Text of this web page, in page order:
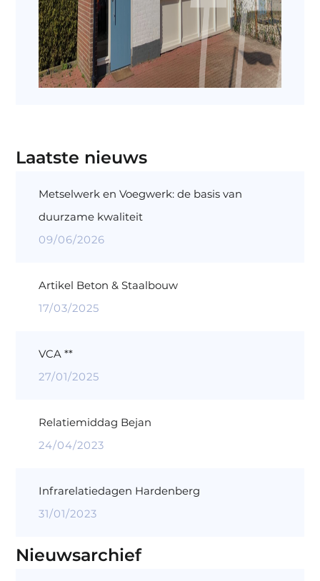
Laatste nieuws
Metselwerk en Voegwerk: de basis van
duurzame kwaliteit
09/06/2026
Artikel Beton & Staalbouw
17/03/2025
VCA **
27/01/2025
Relatiemiddag Bejan
24/04/2023
Infrarelatiedagen Hardenberg
31/01/2023
Nieuwsarchief